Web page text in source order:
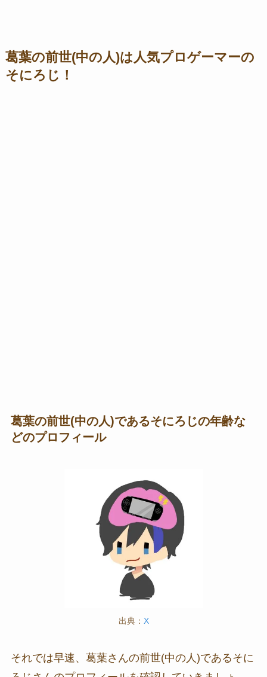
葛葉の前世(中の人)は人気プロゲーマーの
そにろじ！
葛葉の前世(中の人)であるそにろじの年齢な
どのプロフィール
出典： X
それでは早速、葛葉さんの前世(中の人)であるそに